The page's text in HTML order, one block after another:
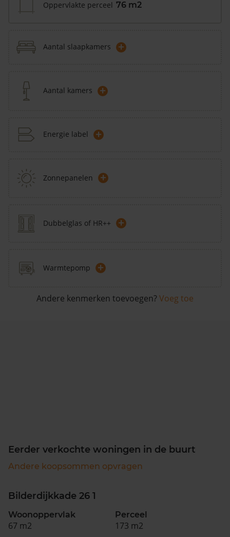
Oppervlakte perceel 76 m2
Aantal slaapkamers +
Aantal kamers +
Energie label +
Zonnepanelen +
Dubbelglas of HR++ +
Warmtepomp +
Andere kenmerken toevoegen? Voeg toe
Eerder verkochte woningen in de buurt
Andere koopsommen opvragen
Bilderdijkkade 26 1
Woonoppervlak
67 m2
Perceel
173 m2